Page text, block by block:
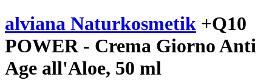
alviana Naturkosmetik +Q10
POWER - Crema Giorno Anti
Age all'Aloe, 50 ml